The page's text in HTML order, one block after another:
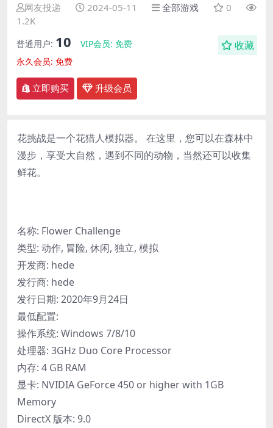
网友投递 2024-05-11 全部游戏
0
1.2K
普通用户: 10 VIP会员: 免费
永久会员: 免费
收藏
立即购买 升级会员
花挑战是一个花猎人模拟器。 在这里，您可以在森林中
漫步，享受大自然，遇到不同的动物，当然还可以收集
鲜花。
名称: Flower Challenge
类型: 动作, 冒险, 休闲, 独立, 模拟
开发商: hede
发行商: hede
发行日期: 2020年9月24日
最低配置:
操作系统: Windows 7/8/10
处理器: 3GHz Duo Core Processor
内存: 4 GB RAM
显卡: NVIDIA GeForce 450 or higher with 1GB
Memory
DirectX 版本: 9.0